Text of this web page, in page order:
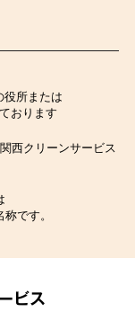
役所または
おります
関西クリーンサービス
です。
ビス